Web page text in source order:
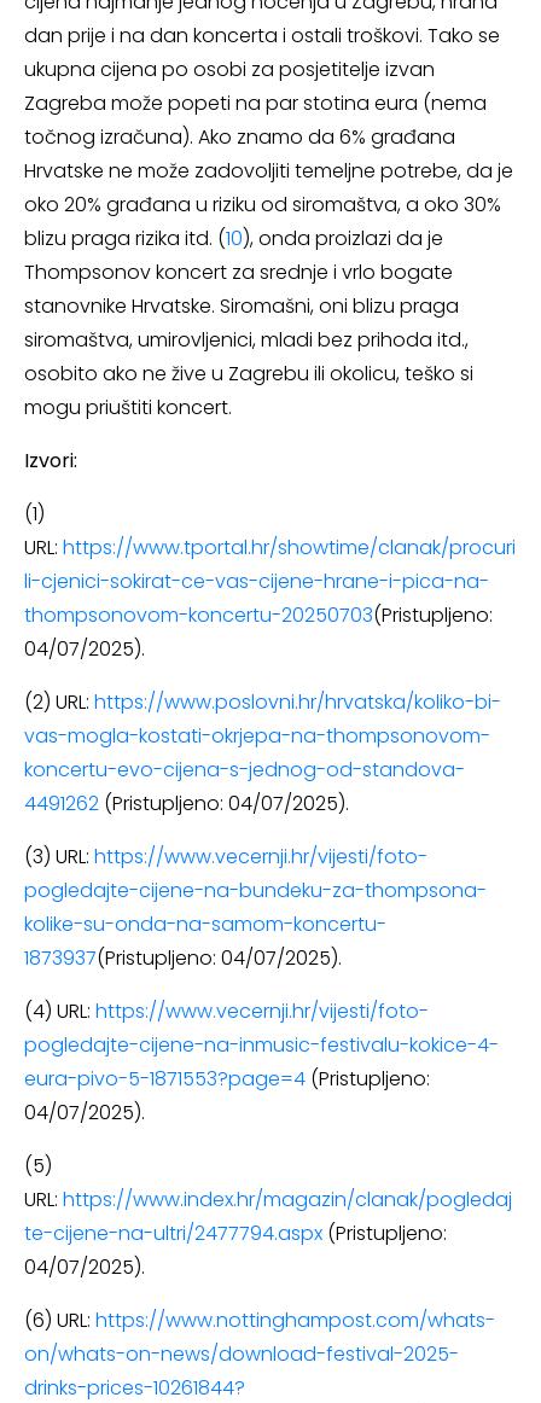
dan prije i na dan koncerta i ostali troškovi. Tako se
ukupna cijena po osobi za posjetitelje izvan
Zagreba može popeti na par stotina eura (nema
točnog izračuna). Ako znamo da 6% građana
Hrvatske ne može zadovoljiti temeljne potrebe, da je
oko 20% građana u riziku od siromaštva, a oko 30%
blizu praga rizika itd. (10), onda proizlazi da je
Thompsonov koncert za srednje i vrlo bogate
stanovnike Hrvatske. Siromašni, oni blizu praga
siromaštva, umirovljenici, mladi bez prihoda itd.,
osobito ako ne žive u Zagrebu ili okolicu, teško si
mogu priuštiti koncert.
Izvori:
(1)
URL: https://www.tportal.hr/showtime/clanak/procuri
li-cjenici-sokirat-ce-vas-cijene-hrane-i-pica-na-
thompsonovom-koncertu-20250703(Pristupljeno:
04/07/2025).
(2) URL: https://www.poslovni.hr/hrvatska/koliko-bi-
vas-mogla-kostati-okrjepa-na-thompsonovom-
koncertu-evo-cijena-s-jednog-od-standova-
4491262 (Pristupljeno: 04/07/2025).
(3) URL: https://www.vecernji.hr/vijesti/foto-
pogledajte-cijene-na-bundeku-za-thompsona-
kolike-su-onda-na-samom-koncertu-
1873937(Pristupljeno: 04/07/2025).
(4) URL: https://www.vecernji.hr/vijesti/foto-
pogledajte-cijene-na-inmusic-festivalu-kokice-4-
eura-pivo-5-1871553?page=4 (Pristupljeno:
04/07/2025).
(5)
URL: https://www.index.hr/magazin/clanak/pogledaj
te-cijene-na-ultri/2477794.aspx (Pristupljeno:
04/07/2025).
(6) URL: https://www.nottinghampost.com/whats-
on/whats-on-news/download-festival-2025-
drinks-prices-10261844?